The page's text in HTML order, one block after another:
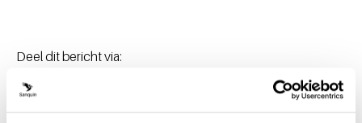
Deel dit bericht via: